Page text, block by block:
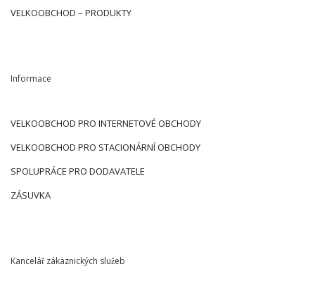
VELKOOBCHOD – PRODUKTY
Informace
VELKOOBCHOD PRO INTERNETOVÉ OBCHODY
VELKOOBCHOD PRO STACIONÁRNÍ OBCHODY
SPOLUPRÁCE PRO DODAVATELE
ZÁSUVKA
Kancelář zákaznických služeb